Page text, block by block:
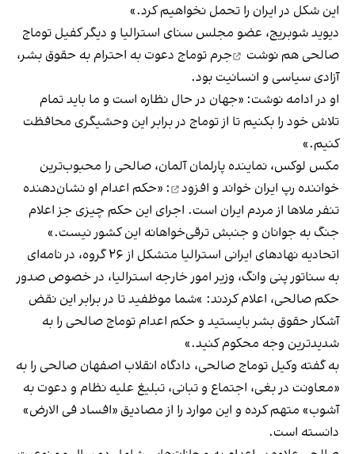
این شکل در ایران را تحمل نخواهیم کرد.»
دیوید شوبریج، عضو مجلس سنای استرالیا و دیگر کفیل توماج
صالحی هم نوشت
جرم توماج دعوت به احترام به حقوق بشر،
آزادی سیاسی و انسانیت بود.
او در ادامه نوشت: «جهان در حال نظاره است و ما باید تمام
تلاش خود را بکنیم تا از توماج در برابر این وحشیگری محافظت
کنیم.»
مکس لوکس، نماینده پارلمان آلمان، صالحی را محبوب‌ترین
خواننده رپ ایران خواند و افزود
: «حکم اعدام او نشان‌دهنده
تنفر ملاها از مردم ایران است. اجرای این حکم چیزی جز اعلام
جنگ به جوانان و جنبش ترقی‌خواهانه این کشور نیست.»
اتحادیه نهادهای ایرانی استرالیا متشکل از ۲۶ گروه، در نامه‌ای
به سناتور پنی وانگ، وزیر امور خارجه استرالیا، در خصوص صدور
حکم صالحی، اعلام کردند: »شما موظفید تا در برابر این نقض
آشکار حقوق بشر بایستید و حکم اعدام توماج صالحی را به
شدیدترین وجه محکوم کنید.»
به گفته وکیل توماج صالحی، دادگاه انقلاب اصفهان صالحی را به
«معاونت در بغی، اجتماع و تبانی، تبلیغ علیه نظام و دعوت به
آشوب» متهم کرده و این موارد را از مصادیق «افساد فی الارض»
دانسته است.